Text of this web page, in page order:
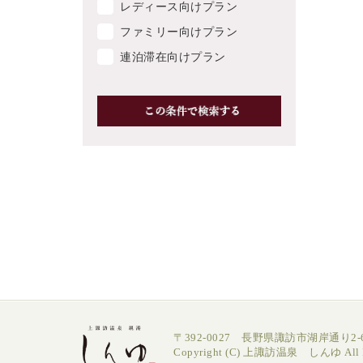
レディース向けプラン
ファミリー向けプラン
連泊滞在向けプラン
〒392-0027 長野県諏訪市湖岸通り2-
Copyright (C) 上諏訪温泉 しんゆ All